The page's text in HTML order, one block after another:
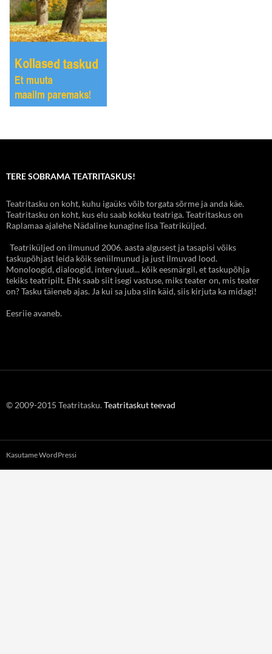
TERE SOBRAMA TEATRITASKUS!
Teatritasku on koht, kuhu igaüks võib torgata sõrme ja anda käe.
Teatritasku on koht, kus elu saab kokku teatriga. Teatritaskus on
Raplamaa ajalehe Nädaline kunagine lisa Teatriküljed.
Teatriküljed on ilmunud 2006. aasta algusest ja tasapisi võiks
taskupõhjast leida kõik seniilmunud ja just ilmuvad lood.
Monoloogid, dialoogid, intervjuud... kõik eesmärgil, et taskupõhja
tekiks teatripilt. Ehk saab siit isegi vastuse, miks teater on, mis teater
on? Tasku täieneb ajas. Ja kui sa juba siin käid, siis kirjuta ka midagi!
Eesriie avaneb.
© 2009-2015 Teatritasku.Teatritaskut teevad
Kasutame WordPressi